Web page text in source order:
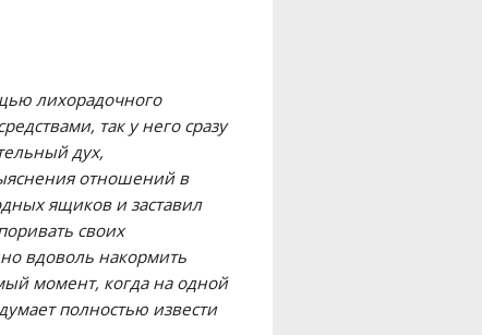
лихорадочного
так у него сразу
дух,
отношений в
ящиков и заставил
своих
вдоволь накормить
момент, когда на одной
полностью извести